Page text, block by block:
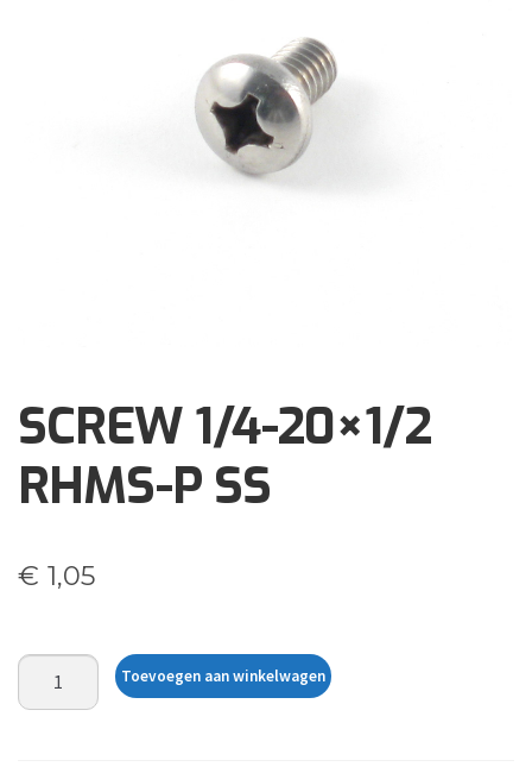
SCREW 1/4-20×1/2
RHMS-P SS
€ 1,05
SCREW
1/4-
Toevoegen aan winkelwagen